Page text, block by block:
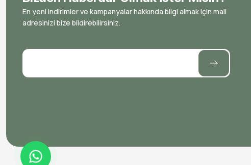
En yeni indirimler ve kampanyalar hakkında bilgi almak için mail
adresinizi bize bildirebilirsiniz.